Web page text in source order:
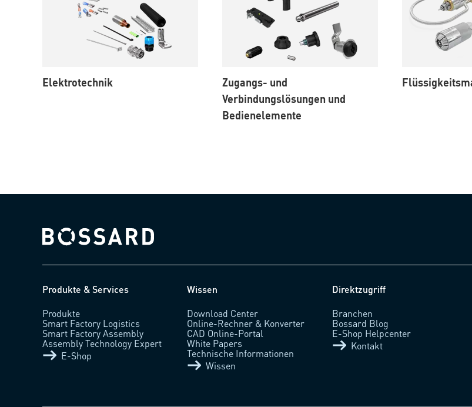
Elektrotechnik
Zugangs- und
Verbindungslösungen und
Bedienelemente
Bossard homepage
Produkte & Services
Produkte
Smart Factory Logistics
Smart Factory Assembly
Assembly Technology Expert
E-Shop
Wissen
Download Center
Online-Rechner & Konverter
CAD Online-Portal
White Papers
Technische Informationen
Wissen
Direktzugriff
Branchen
Bossard Blog
E-Shop Helpcenter
Kontakt